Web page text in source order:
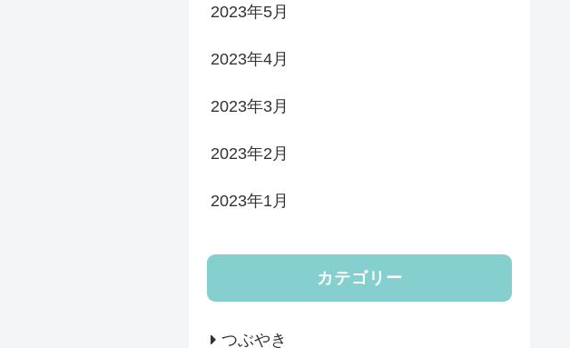
2023年5月
2023年4月
2023年3月
2023年2月
2023年1月
カテゴリー
つぶやき